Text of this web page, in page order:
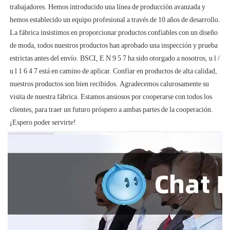
trabajadores. Hemos introducido una línea de producción avanzada y
hemos establecido un equipo profesional a través de 10 años de desarrollo.
La fábrica insistimos en proporcionar productos confiables con un diseño
de moda, todos nuestros productos han aprobado una inspección y prueba
estrictas antes del envío. BSCI, E N 9 5 7 ha sido otorgado a nosotros, u l /
u l 1 6 4 7 está en camino de aplicar. Confiar en productos de alta calidad,
nuestros productos son bien recibidos. Agradecemos calurosamente su
visita de nuestra fábrica. Estamos ansiosos por cooperarse con todos los
clientes, para traer un futuro próspero a ambas partes de la cooperación.